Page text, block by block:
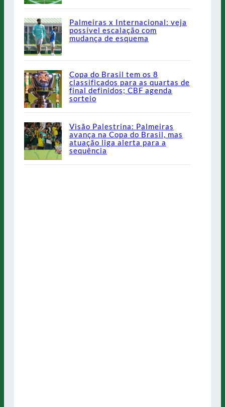
Palmeiras x Internacional: veja
possível escalação com
mudança de esquema
Copa do Brasil tem os 8
classificados para as quartas de
final definidos; CBF agenda
sorteio
Visão Palestrina: Palmeiras
avança na Copa do Brasil, mas
atuação liga alerta para a
sequência